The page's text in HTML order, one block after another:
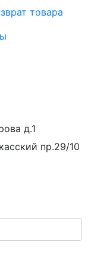
товара
д.1
пр.29/10